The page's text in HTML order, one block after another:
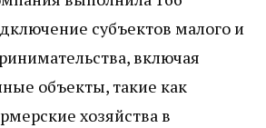
субъектов малого и
включая
объекты, такие как
хозяйства в